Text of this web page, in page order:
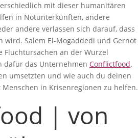
mit dieser humanitären
in Notunterkünften, andere
andere verlassen sich darauf, dass
wird. Salem El-Mogaddedi und Gernot
an der Wurzel
dafür das Unternehmen Conflictfood.
umsetzten und wie auch du deinen
in Krisenregionen zu helfen.
| von